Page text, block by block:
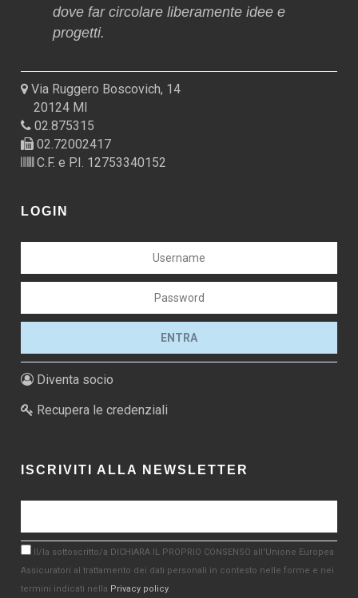
dove far circolare liberamente idee e
progetti.
Via Ruggero Boscovich, 14
20124 MI
02.875315
02.72002417
C.F. e P.I. 12753340152
LOGIN
Diventa socio
Recupera le credenziali
ISCRIVITI ALLA NEWSLETTER
Il/la sottoscritto/a DICHIARA IL PROPRIO CONSENSO all'Unione Europea
Assicuratori al trattamento dei dati personali in contesto nelle forme e nei
termini indicati nella Privacy policy.